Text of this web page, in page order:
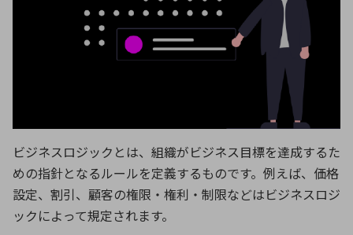
ビジネスロジックとは、組織がビジネス目標を達成するた
めの指針となるルールを定義するものです。例えば、価格
設定、割引、顧客の権限・権利・制限などはビジネスロジ
ックによって規定されます。